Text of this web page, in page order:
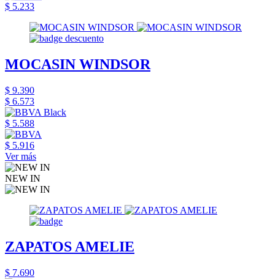
$ 5.233
MOCASIN WINDSOR
$ 9.390
$ 6.573
$ 5.588
$ 5.916
Ver más
NEW IN
ZAPATOS AMELIE
$ 7.690